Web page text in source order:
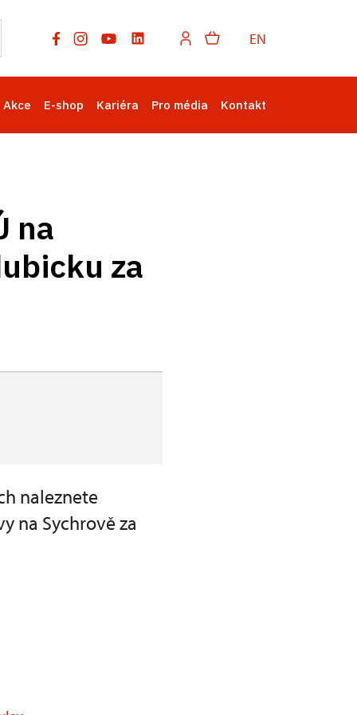
EN
Akce E-shop Kariéra Pro média Kontakt
na
za
naleznete
na Sychrově za